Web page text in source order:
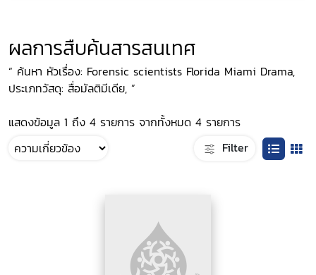
ผลการสืบค้นสารสนเทศ
“ ค้นหา หัวเรื่อง: Forensic scientists Florida Miami Drama,
ประเภทวัสดุ: สื่อมัลติมีเดีย, ”
แสดงข้อมูล 1 ถึง 4 รายการ จากทั้งหมด 4 รายการ
Filter